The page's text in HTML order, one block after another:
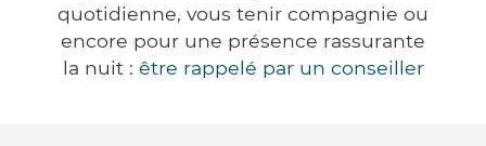
quotidienne, vous tenir compagnie ou
encore pour une présence rassurante
la nuit : être rappelé par un conseiller